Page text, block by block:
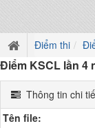
Điểm thi
Điểm KSCL lần 4
Thông tin chi
Tên file: